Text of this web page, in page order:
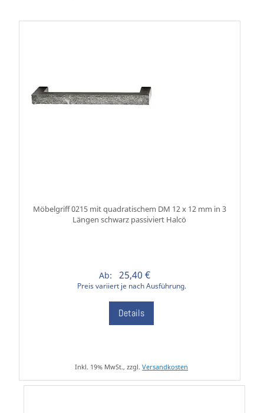
Möbelgriff 0215 mit quadratischem DM 12 x 12 mm in 3
Längen schwarz passiviert Halcö
Ab: 25,40 €
Preis variiert je nach Ausführung.
Details
Inkl. 19% MwSt., zzgl.Versandkosten